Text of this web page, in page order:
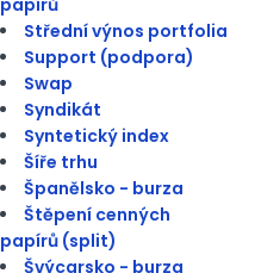
Střední výnos portfolia
Support (podpora)
Swap
Syndikát
Syntetický index
Šíře trhu
Španělsko - burza
Štěpení cenných
papírů (split)
Švýcarsko - burza